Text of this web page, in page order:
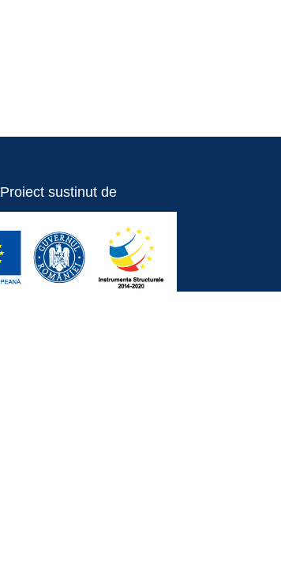
Proiect sustinut de